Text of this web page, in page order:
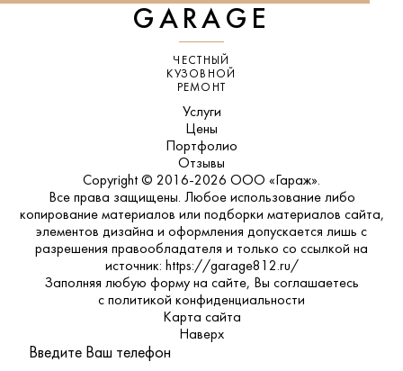
GARAGE
ЧЕСТНЫЙ
КУЗОВНОЙ
РЕМОНТ
Услуги
Цены
Портфолио
Отзывы
Copyright © 2016-2026 ООО «Гараж».
Все права защищены. Любое использование либо
копирование материалов или подборки материалов сайта,
элементов дизайна и оформления допускается лишь с
разрешения правообладателя и только со ссылкой на
источник: https://garage812.ru/
Заполняя любую форму на сайте, Вы соглашаетесь
с политикой конфиденциальности
Карта сайта
Наверх
Введите Ваш телефон